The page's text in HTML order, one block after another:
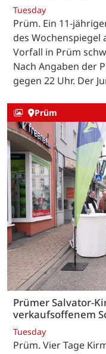
Tuesday
Prüm. Ein 11-
des Wochenspiegel
Vorfall in Prüm
Nach Angaben der
gegen 22 Uhr. Der
Prüm
Prümer Salvator-
verkaufsoffenem
Tuesday
Prüm. Vier Tage